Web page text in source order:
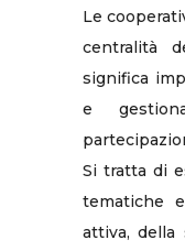
Le
centralità
significa
e
Si tratta di
tematiche
attiva, della